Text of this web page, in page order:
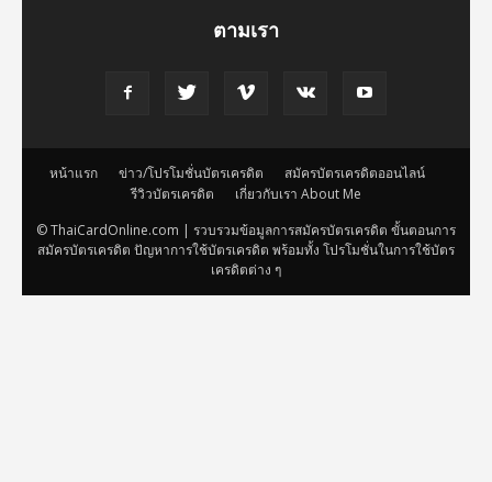
ตามเรา
หน้าแรก ข่าว/โปรโมชั่นบัตรเครดิต
สมัครบัตรเครดิตออนไลน์
รีวิวบัตรเครดิต
เกี่ยวกับเรา About Me
© ThaiCardOnline.com | รวบรวมข้อมูลการสมัครบัตรเครดิต ขั้นตอนการ
สมัครบัตรเครดิต ปัญหาการใช้บัตรเครดิต พร้อมทั้ง โปรโมชั่นในการใช้บัตร
เครดิตต่าง ๆ